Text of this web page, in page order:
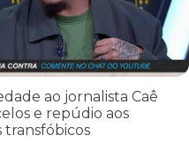
ao jornalista Caê
e repúdio aos
transfóbicos